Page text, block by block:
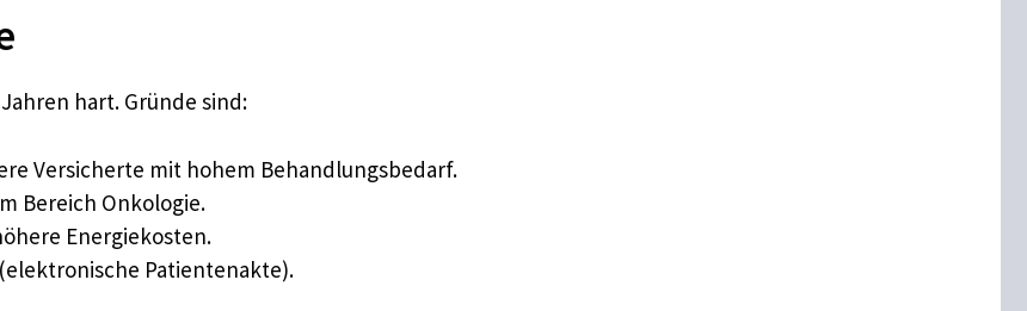
hart. Gründe sind:
Versicherte mit hohem Behandlungsbedarf.
Bereich Onkologie.
Energiekosten.
Patientenakte).